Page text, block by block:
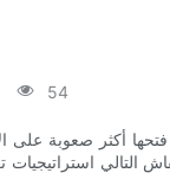
54
أكثر صعوبة على
استراتيجيات